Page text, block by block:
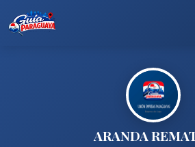
ARANDA